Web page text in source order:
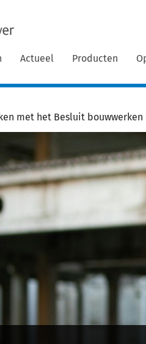
Actueel Producten
met het Besluit